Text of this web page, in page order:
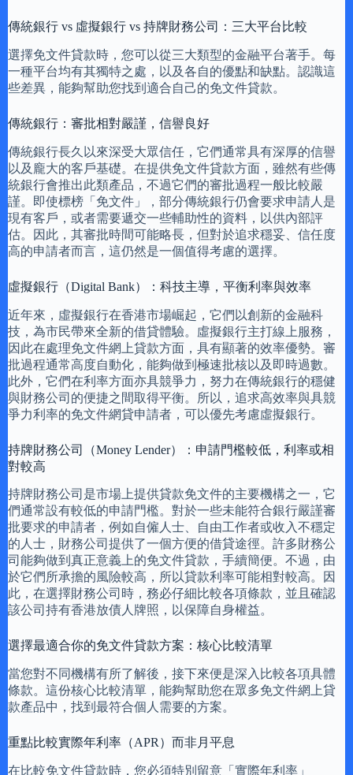
傳統銀行 vs 虛擬銀行 vs 持牌財務公司：三大平台比較
選擇免文件貸款時，您可以從三大類型的金融平台著手。每
一種平台均有其獨特之處，以及各自的優點和缺點。認識這
些差異，能夠幫助您找到適合自己的免文件貸款。
傳統銀行：審批相對嚴謹，信譽良好
傳統銀行長久以來深受大眾信任，它們通常具有深厚的信譽
以及龐大的客戶基礎。在提供免文件貸款方面，雖然有些傳
統銀行會推出此類產品，不過它們的審批過程一般比較嚴
謹。即使標榜「免文件」，部分傳統銀行仍會要求申請人是
現有客戶，或者需要遞交一些輔助性的資料，以供內部評
估。因此，其審批時間可能略長，但對於追求穩妥、信任度
高的申請者而言，這仍然是一個值得考慮的選擇。
虛擬銀行（Digital Bank）：科技主導，平衡利率與效率
近年來，虛擬銀行在香港市場崛起，它們以創新的金融科
技，為市民帶來全新的借貸體驗。虛擬銀行主打線上服務，
因此在處理免文件網上貸款方面，具有顯著的效率優勢。審
批過程通常高度自動化，能夠做到極速批核以及即時過數。
此外，它們在利率方面亦具競爭力，努力在傳統銀行的穩健
與財務公司的便捷之間取得平衡。所以，追求高效率與具競
爭力利率的免文件網貸申請者，可以優先考慮虛擬銀行。
持牌財務公司（Money Lender）：申請門檻較低，利率或相
對較高
持牌財務公司是市場上提供貸款免文件的主要機構之一，它
們通常設有較低的申請門檻。對於一些未能符合銀行嚴謹審
批要求的申請者，例如自僱人士、自由工作者或收入不穩定
的人士，財務公司提供了一個方便的借貸途徑。許多財務公
司能夠做到真正意義上的免文件貸款，手續簡便。不過，由
於它們所承擔的風險較高，所以貸款利率可能相對較高。因
此，在選擇財務公司時，務必仔細比較各項條款，並且確認
該公司持有香港放債人牌照，以保障自身權益。
選擇最適合你的免文件貸款方案：核心比較清單
當您對不同機構有所了解後，接下來便是深入比較各項具體
條款。這份核心比較清單，能夠幫助您在眾多免文件網上貸
款產品中，找到最符合個人需要的方案。
重點比較實際年利率（APR）而非月平息
在比較免文件貸款時，您必須特別留意「實際年利率」